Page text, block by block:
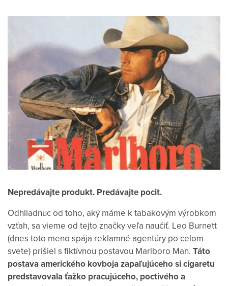
Nepredávajte produkt. Predávajte pocit.
Odhliadnuc od toho, aký máme k tabakovým výrobkom
vzťah, sa vieme od tejto značky veľa naučiť. Leo Burnett
(dnes toto meno spája reklamné agentúry po celom
svete) prišiel s fiktívnou postavou Marlboro Man. Táto
postava amerického kovboja zapaľujúceho si cigaretu
predstavovala ťažko pracujúceho, poctivého a